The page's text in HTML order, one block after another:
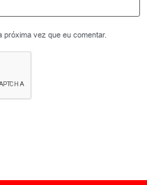
vez que eu comentar.